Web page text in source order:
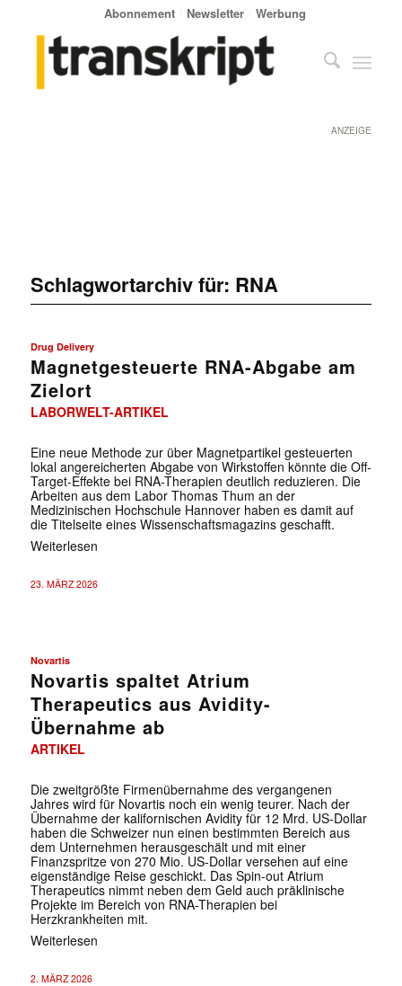
Abonnement Newsletter Werbung
ANZEIGE
Schlagwortarchiv für: RNA
Drug Delivery
Magnetgesteuerte RNA-Abgabe am
Zielort
LABORWELT-ARTIKEL
Eine neue Methode zur über Magnetpartikel gesteuerten
lokal angereicherten Abgabe von Wirkstoffen könnte die Off-
Target-Effekte bei RNA-Therapien deutlich reduzieren. Die
Arbeiten aus dem Labor Thomas Thum an der
Medizinischen Hochschule Hannover haben es damit auf
die Titelseite eines Wissenschaftsmagazins geschafft.
Weiterlesen
23. MÄRZ 2026
Novartis
Novartis spaltet Atrium
Therapeutics aus Avidity-
Übernahme ab
ARTIKEL
Die zweitgrößte Firmenübernahme des vergangenen
Jahres wird für Novartis noch ein wenig teurer. Nach der
Übernahme der kalifornischen Avidity für 12 Mrd. US-Dollar
haben die Schweizer nun einen bestimmten Bereich aus
dem Unternehmen herausgeschält und mit einer
Finanzspritze von 270 Mio. US-Dollar versehen auf eine
eigenständige Reise geschickt. Das Spin-out Atrium
Therapeutics nimmt neben dem Geld auch präklinische
Projekte im Bereich von RNA-Therapien bei
Herzkrankheiten mit.
Weiterlesen
2. MÄRZ 2026